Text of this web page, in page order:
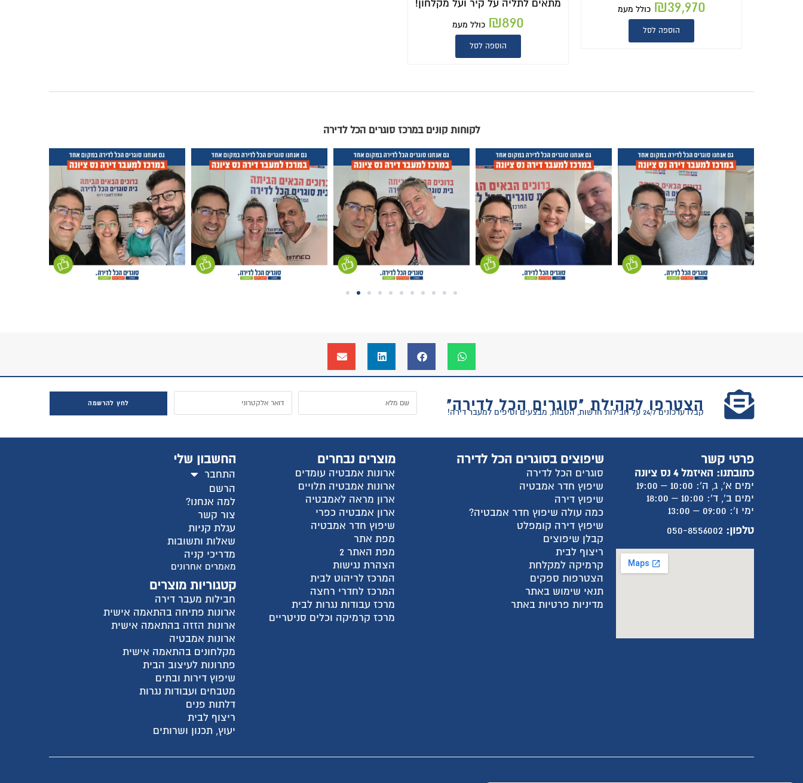
₪39,970 כולל מעמ
הוספה לסל
מתאים לתליה על קיר ועל מקלחון!
₪890 כולל מעמ
הוספה לסל
לקוחות קונים במרכז סוגרים הכל לדירה
הצטרפו לקהילת "סוגרים הכל לדירה"
קבלו עדכונים 24/7 על חבילות חדשות, הטבות, מבצעים וטיפים למעבר דירה!
לחץ להרשמה
פרטי קשר
כתובתנו: האיזמל 4 נס ציונה
ימים א', ג, ה': 10:00 – 19:00
ימים ב', ד': 10:00 – 18:00
ימי ו': 09:00 – 13:00
טלפון: 050-8556002
שיפוצים בסוגרים הכל לדירה
סוגרים הכל לדירה
שיפוץ חדר אמבטיה
שיפוץ דירה
כמה עולה שיפוץ חדר אמבטיה?
שיפוץ דירה קומפלט
קבלן שיפוצים
ריצוף לבית
קרמיקה למקלחת
הצטרפות ספקים
תנאי שימוש באתר
מדיניות פרטיות באתר
מוצרים נבחרים
ארונות אמבטיה עומדים
ארונות אמבטיה תלויים
ארון מראה לאמבטיה
ארון אמבטיה כפרי
שיפוץ חדר אמבטיה
מפת אתר
מפת האתר 2
הצהרת נגישות
המרכז לריהוט לבית
המרכז לחדרי רחצה
מרכז עבודות נגרות לבית
מרכז קרמיקה וכלים סניטריים
החשבון שלי
התחבר
הרשם
למה אנחנו?
צור קשר
עגלת קניות
שאלות ותשובות
מדריכי קניה
מאמרים אחרונים
קטגוריות מוצרים
חבילות מעבר דירה
ארונות פתיחה בהתאמה אישית
ארונות הזזה בהתאמה אישית
ארונות אמבטיה
מקלחונים בהתאמה אישית
פתרונות לעיצוב הבית
שיפוץ דירות ובתים
מטבחים ועבודות נגרות
דלתות פנים
ריצוף לבית
יעוץ, תכנון ושרותים